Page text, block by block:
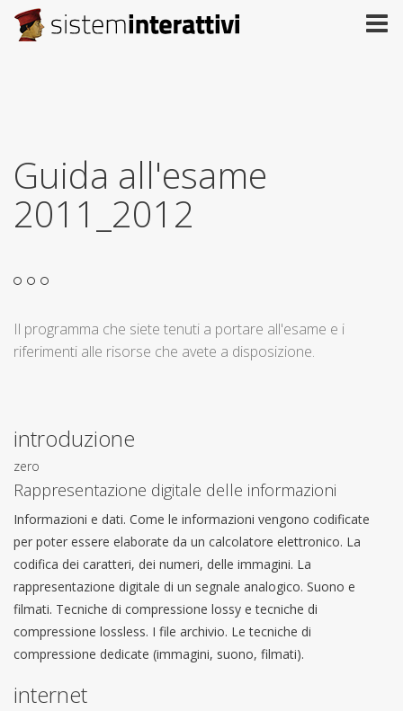
Guida all'esame
2011_2012
Il programma che siete tenuti a portare all'esame e i
riferimenti alle risorse che avete a disposizione.
introduzione
zero
Rappresentazione digitale delle informazioni
Informazioni e dati. Come le informazioni vengono codificate
per poter essere elaborate da un calcolatore elettronico. La
codifica dei caratteri, dei numeri, delle immagini. La
rappresentazione digitale di un segnale analogico. Suono e
filmati. Tecniche di compressione lossy e tecniche di
compressione lossless. I file archivio. Le tecniche di
compressione dedicate (immagini, suono, filmati).
internet